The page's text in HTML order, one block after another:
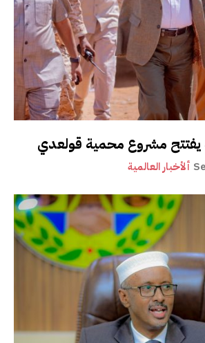
يفتتح مشروع محمية قولعدي
ألأخبار العالمية